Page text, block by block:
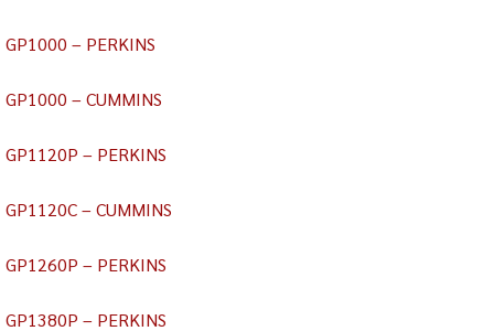
GP1000 – PERKINS
GP1000 – CUMMINS
GP1120P – PERKINS
GP1120C – CUMMINS
GP1260P – PERKINS
GP1380P – PERKINS